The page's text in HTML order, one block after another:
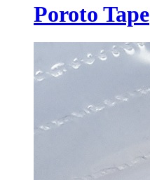
Poroto Tape